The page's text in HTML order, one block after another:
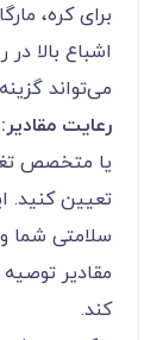
برای کره،
اشباع بالا
می‌تواند
رعایت مقادیر:
یا متخصص
تعیین
سلامتی شما
مقادیر
کند.